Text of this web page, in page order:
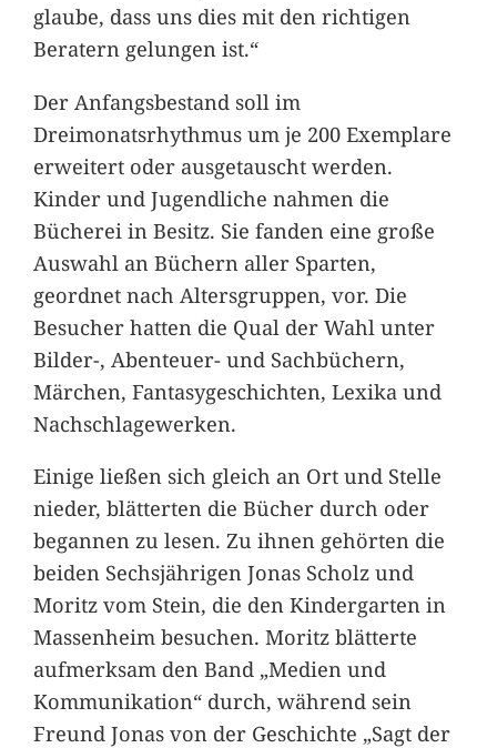
glaube, dass uns dies mit den richtigen
Beratern gelungen ist.“
Der Anfangsbestand soll im
Dreimonatsrhythmus um je 200 Exemplare
erweitert oder ausgetauscht werden.
Kinder und Jugendliche nahmen die
Bücherei in Besitz. Sie fanden eine große
Auswahl an Büchern aller Sparten,
geordnet nach Altersgruppen, vor. Die
Besucher hatten die Qual der Wahl unter
Bilder-, Abenteuer- und Sachbüchern,
Märchen, Fantasygeschichten, Lexika und
Nachschlagewerken.
Einige ließen sich gleich an Ort und Stelle
nieder, blätterten die Bücher durch oder
begannen zu lesen. Zu ihnen gehörten die
beiden Sechsjährigen Jonas Scholz und
Moritz vom Stein, die den Kindergarten in
Massenheim besuchen. Moritz blätterte
aufmerksam den Band „Medien und
Kommunikation“ durch, während sein
Freund Jonas von der Geschichte „Sagt der